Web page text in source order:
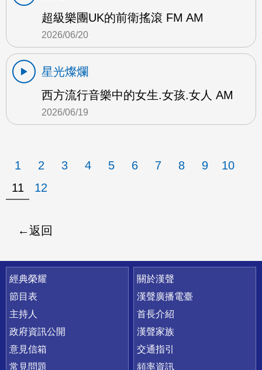
超級樂團UK的前衛搖滾 FM AM
2026/06/20
星光燦爛
西方流行音樂中的女生.女孩.女人 AM
2026/06/19
1 2 3 4 5 6 7 8 9
10
11
12
返回
快速連結
經典榮耀
節目表
主持人
政府資訊公開
意見信箱
常見問題
關於漢聲
漢聲廣播電臺
首長介紹
漢聲家族
交通指引
頻率資訊